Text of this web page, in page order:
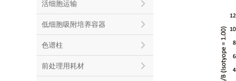
活细胞运输
低细胞吸附培养容器
色谱柱
前处理用耗材